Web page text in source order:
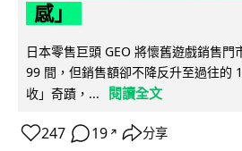
感」
日本零售巨頭 GEO 將懷舊遊戲銷售門
99 間，但銷售額卻不降反升至過往的
收」奇蹟，...
閱讀全文
247 19 ↗ 分享